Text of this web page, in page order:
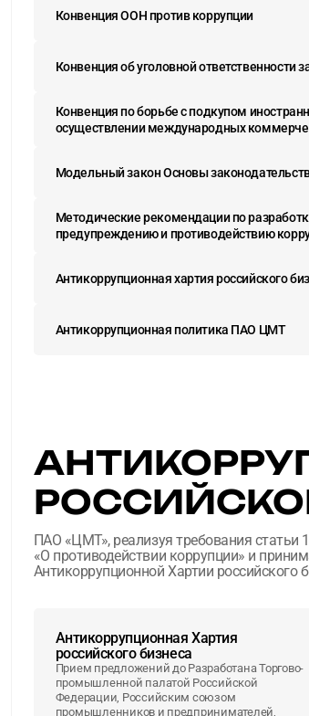
Конвенция ООН против коррупции
Конвенция об уголовной ответственности
Конвенция по борьбе с подкупом
осуществлении международных
Модельный закон Основы
Методические рекомендации по
предупреждению и противодействию
Антикоррупционная хартия российского
Антикоррупционная политика ПАО ЦМТ
ПАО «ЦМТ», реализуя требования
«О противодействии коррупции» и
Антикоррупционной Хартии российского
Антикоррупционная Хартия
российского бизнеса
Прием предложений до Разработана Торгово-
промышленной палатой Российской
Федерации, Российским союзом
промышленников и предпринимателей,